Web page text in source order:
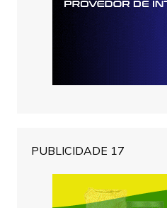
PUBLICIDADE 17